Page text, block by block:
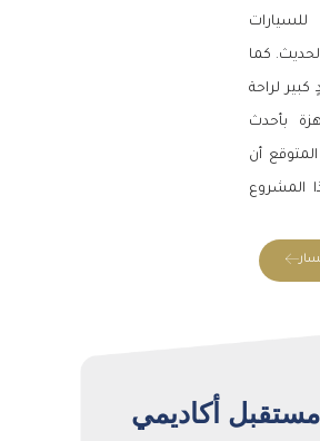
كما
لراحة
بأحدث
أن
المشروع
أكاديمي